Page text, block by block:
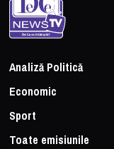
Analiză Politică
Economic
Sport
Toate emisiunile